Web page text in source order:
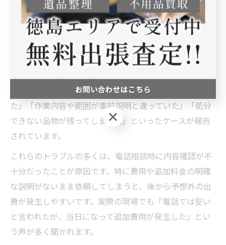
質問し、最適な処分方法を選ぶと費用節約と手間の軽減
につながります。
徳島市の遺品整理でよくあるトラブル事例
ルとして、「見積もりと実際の請求額が大きく異なっ
た」「作業内容や範囲が事前説明と違っていた」「処分
できない品物が残ってしまった」といったケースが報告
されています。
これらのトラブルの多くは、電話相談時に内容確認が不
十分だったことが原因です。特に費用や追加料金の明確
な説明がないまま依頼してしまうと、後から予想外の出
費が発生しやすいです。実際の現場でも「電話では安い
と言われたが、当日になって追加費用が発生した」とい
う声が多く聞かれます。
お問い合わせはこちら
お問い合わせはこちら